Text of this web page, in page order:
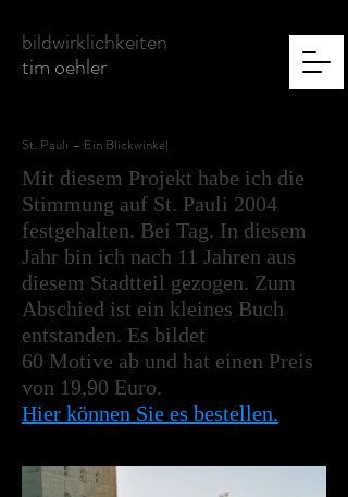
bildwirklichkeiten
tim oehler
St. Pauli – Ein Blickwinkel
Mit diesem Projekt habe ich die
Stimmung auf St. Pauli 2004
festgehalten. Bei Tag. In diesem
Jahr bin ich nach 11 Jahren aus
diesem Stadtteil gezogen. Zum
Abschied ist ein kleines Buch
entstanden. Es bildet
60 Motive ab und hat einen Preis
von 19,90 Euro.
Hier können Sie es bestellen.